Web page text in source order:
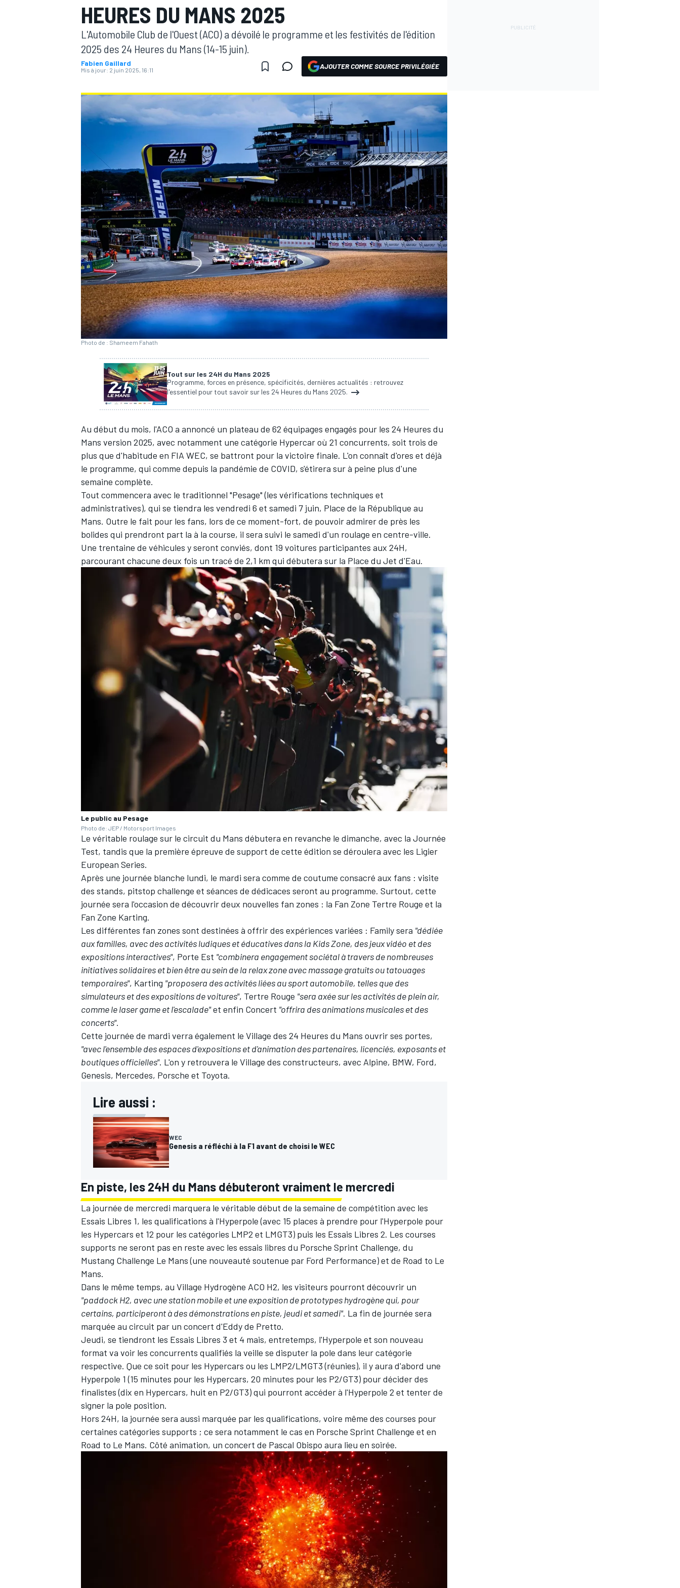
WRC
AUTRES CHAMPIONNATS
HEURES DU MANS 2025
L'Automobile Club de l'Ouest (ACO) a dévoilé le programme et les festivités de l'édition
2025 des 24 Heures du Mans (14-15 juin).
Fabien Gaillard
Mis à jour: 2 juin 2025, 16:11 AJOUTER COMME SOURCE PRIVILÉGIÉE
Photo de : Shameem Fahath
Tout sur les 24H du Mans 2025
Programme, forces en présence, spécificités, dernières actualités : retrouvez
l'essentiel pour tout savoir sur les 24 Heures du Mans 2025.
Au début du mois, l'ACO a annoncé un plateau de 62 équipages engagés pour les 24 Heures du
Mans version 2025, avec notamment une catégorie Hypercar où 21 concurrents, soit trois de
plus que d'habitude en FIA WEC, se battront pour la victoire finale. L'on connaît d'ores et déjà
le programme, qui comme depuis la pandémie de COVID, s'étirera sur à peine plus d'une
semaine complète.
Tout commencera avec le traditionnel "Pesage" (les vérifications techniques et
administratives), qui se tiendra les vendredi 6 et samedi 7 juin, Place de la République au
Mans. Outre le fait pour les fans, lors de ce moment-fort, de pouvoir admirer de près les
bolides qui prendront part la à la course, il sera suivi le samedi d'un roulage en centre-ville.
Une trentaine de véhicules y seront conviés, dont 19 voitures participantes aux 24H,
parcourant chacune deux fois un tracé de 2,1 km qui débutera sur la Place du Jet d'Eau.
Le public au Pesage
Photo de: JEP / Motorsport Images
Le véritable roulage sur le circuit du Mans débutera en revanche le dimanche, avec la Journée
Test, tandis que la première épreuve de support de cette édition se déroulera avec les Ligier
European Series.
Après une journée blanche lundi, le mardi sera comme de coutume consacré aux fans : visite
des stands, pitstop challenge et séances de dédicaces seront au programme. Surtout, cette
journée sera l'occasion de découvrir deux nouvelles fan zones : la Fan Zone Tertre Rouge et la
Fan Zone Karting.
Les différentes fan zones sont destinées à offrir des expériences variées : Family sera "dédiée
aux familles, avec des activités ludiques et éducatives dans la Kids Zone, des jeux vidéo et des
expositions interactives", Porte Est "combinera engagement sociétal à travers de nombreuses
initiatives solidaires et bien être au sein de la relax zone avec massage gratuits ou tatouages
temporaires", Karting "proposera des activités liées au sport automobile, telles que des
simulateurs et des expositions de voitures", Tertre Rouge "sera axée sur les activités de plein air,
comme le laser game et l'escalade"et enfin Concert "offrira des animations musicales et des
concerts".
Cette journée de mardi verra également le Village des 24 Heures du Mans ouvrir ses portes,
"avec l'ensemble des espaces d'expositions et d'animation des partenaires, licenciés, exposants et
boutiques officielles". L'on y retrouvera le Village des constructeurs, avec Alpine, BMW, Ford,
Genesis, Mercedes, Porsche et Toyota.
Lire aussi :
WEC
Genesis a réfléchi à la F1 avant de choisi le WEC
En piste, les 24H du Mans débuteront vraiment le mercredi
La journée de mercredi marquera le véritable début de la semaine de compétition avec les
Essais Libres 1, les qualifications à l'Hyperpole (avec 15 places à prendre pour l'Hyperpole pour
les Hypercars et 12 pour les catégories LMP2 et LMGT3) puis les Essais Libres 2. Les courses
supports ne seront pas en reste avec les essais libres du Porsche Sprint Challenge, du
Mustang Challenge Le Mans (une nouveauté soutenue par Ford Performance) et de Road to Le
Mans.
Dans le même temps, au Village Hydrogène ACO H2, les visiteurs pourront découvrir un
"paddock H2, avec une station mobile et une exposition de prototypes hydrogène qui, pour
certains, participeront à des démonstrations en piste, jeudi et samedi". La fin de journée sera
marquée au circuit par un concert d'Eddy de Pretto.
Jeudi, se tiendront les Essais Libres 3 et 4 mais, entretemps, l'Hyperpole et son nouveau
format va voir les concurrents qualifiés la veille se disputer la pole dans leur catégorie
respective. Que ce soit pour les Hypercars ou les LMP2/LMGT3 (réunies), il y aura d'abord une
Hyperpole 1 (15 minutes pour les Hypercars, 20 minutes pour les P2/GT3) pour décider des
finalistes (dix en Hypercars, huit en P2/GT3) qui pourront accéder à l'Hyperpole 2 et tenter de
signer la pole position.
Hors 24H, la journée sera aussi marquée par les qualifications, voire même des courses pour
certaines catégories supports ; ce sera notamment le cas en Porsche Sprint Challenge et en
Road to Le Mans. Côté animation, un concert de Pascal Obispo aura lieu en soirée.